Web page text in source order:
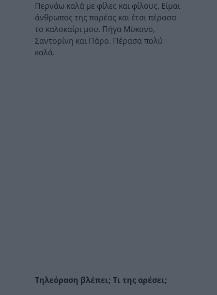
Περνάω καλά με φίλες και φίλους. Είμαι
άνθρωπος της παρέας και έτσι πέρασα
το καλοκαίρι μου. Πήγα Μύκονο,
Σαντορίνη και Πάρο. Πέρασα πολύ
καλά.
Τηλεόραση βλέπει; Τι της αρέσει;